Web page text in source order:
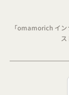
「omamorich イ
ス